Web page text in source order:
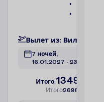
Вылет из: Вил
7 ночей,
16.01.2027 - 23.01.2027
Итого:1349.00
Итого2698.00